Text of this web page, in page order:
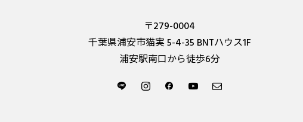
〒279-0004
千葉県浦安市猫実 5-4-35 BNTハウス1F
浦安駅南口から徒歩6分